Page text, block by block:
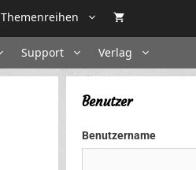
Themenreihen
Support Verlag
Benutzer
Benutzername